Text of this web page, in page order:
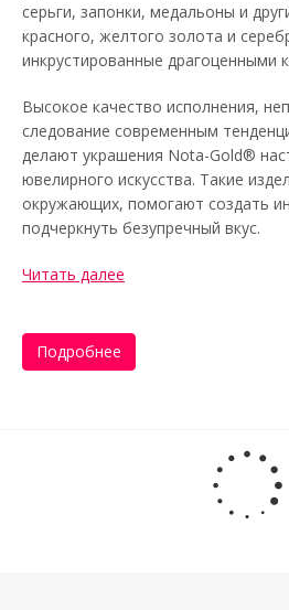
серьги, запонки, медальоны и
красного, желтого золота и
инкрустированные драгоценными
Высокое качество исполнения,
следование современным
делают украшения Nota-Gold®
ювелирного искусства. Такие
окружающих, помогают создать
подчеркнуть безупречный вкус.
Читать далее
Подробнее